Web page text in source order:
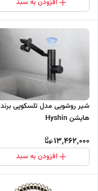
افزودن به سبد
شیر روشویی مدل تلسکوپی برند
هایشن Hyshin
13,462,000
افزودن به سبد